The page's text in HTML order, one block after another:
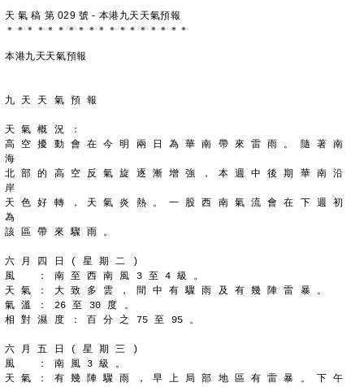
天 氣 稿 第 029 號 - 本港九天天氣預報
＊ ＊ ＊ ＊ ＊ ＊ ＊ ＊ ＊ ＊ ＊ ＊ ＊ ＊ ＊ ＊ ＊ ＊
本港九天天氣預報
九 天 天 氣 預 報
天 氣 概 況 ：
高 空 擾 動 會 在 今 明 兩 日 為 華 南 帶 來 雷 雨 。 隨 著 南
海
北 部 的 高 空 反 氣 旋 逐 漸 增 強 ， 本 週 中 後 期 華 南 沿
岸
天 色 好 轉 ， 天 氣 炎 熱 。 一 股 西 南 氣 流 會 在 下 週 初
為
該 區 帶 來 驟 雨 。
六 月 四 日 ( 星 期 二 )
風 　 ： 南 至 西 南 風 3 至 4 級 。
天 氣 ： 大 致 多 雲 ， 間 中 有 驟 雨 及 有 幾 陣 雷 暴 。
氣 溫 ： 26 至 30 度 。
相 對 濕 度 ： 百 分 之 75 至 95 。
六 月 五 日 ( 星 期 三 )
風 　 ： 南 風 3 級 。
天 氣 ： 有 幾 陣 驟 雨 ， 早 上 局 部 地 區 有 雷 暴 。 下 午